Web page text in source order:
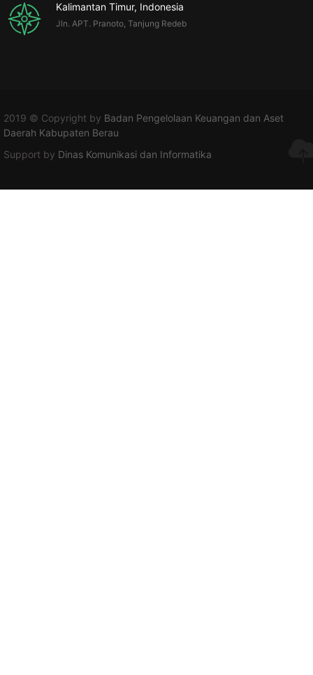
Kalimantan Timur, Indonesia
Jln. APT. Pranoto, Tanjung Redeb
2019 © Copyright by Badan Pengelolaan Keuangan dan Aset
Daerah Kabupaten Berau
Support by Dinas Komunikasi dan Informatika